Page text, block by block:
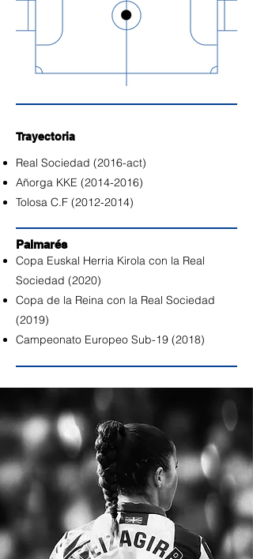
Trayectoria
Real Sociedad (2016-act)
Añorga KKE (2014-2016)
Tolosa C.F (2012-2014)
Palmarés
Copa Euskal Herria Kirola con la Real
Sociedad (2020)
Copa de la Reina con la Real Sociedad
(2019)
Campeonato Europeo Sub-19 (2018)